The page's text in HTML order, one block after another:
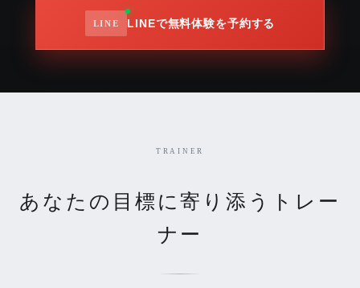
LINEで無料体験を予約する
TRAINER
あなたの目標に寄り添うトレー
ナー